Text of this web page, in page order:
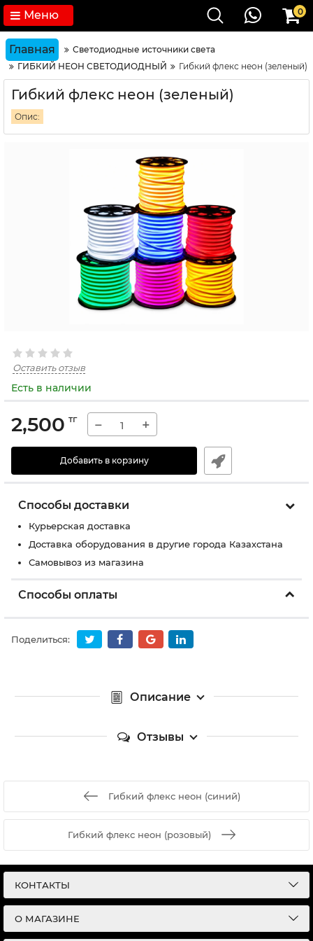
Меню 0
Главная
Светодиодные источники света
ГИБКИЙ НЕОН СВЕТОДИОДНЫЙ
Гибкий флекс неон (зеленый)
Гибкий флекс неон (зеленый)
Опис:
Оставить отзыв
Есть в наличии
2,500 тг − +
Добавить в корзину
Способы доставки
Курьерская доставка
Доставка оборудования в другие города Казахстана
Самовывоз из магазина
Способы оплаты
Поделиться:
Описание
Отзывы
Гибкий флекс неон (синий)
Гибкий флекс неон (розовый)
КОНТАКТЫ
О МАГАЗИНЕ